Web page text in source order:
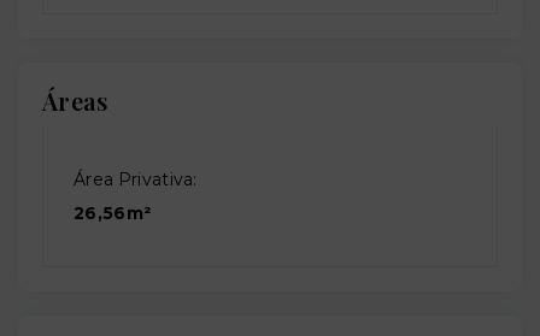
Áreas
Área Privativa:
26,56m²